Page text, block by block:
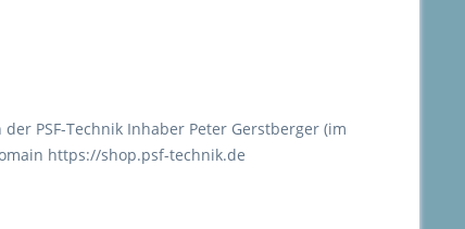
PSF-Technik Inhaber Peter Gerstberger (im
https://shop.psf-technik.de